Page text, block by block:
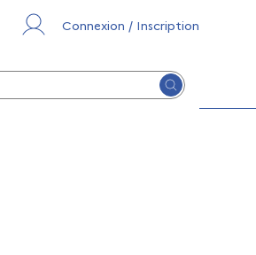
Connexion / Inscription
Lancer la